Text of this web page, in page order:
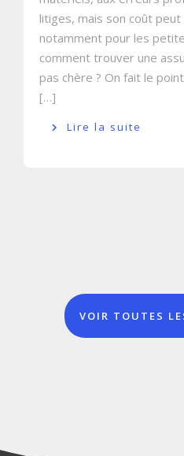
litiges, mais son coût
notamment pour les
comment trouver une
pas chère ? On fait le
[…]
Lire la suite
VOIR TOUTES